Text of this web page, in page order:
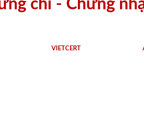
chỉ - Chứng
VIETCERT